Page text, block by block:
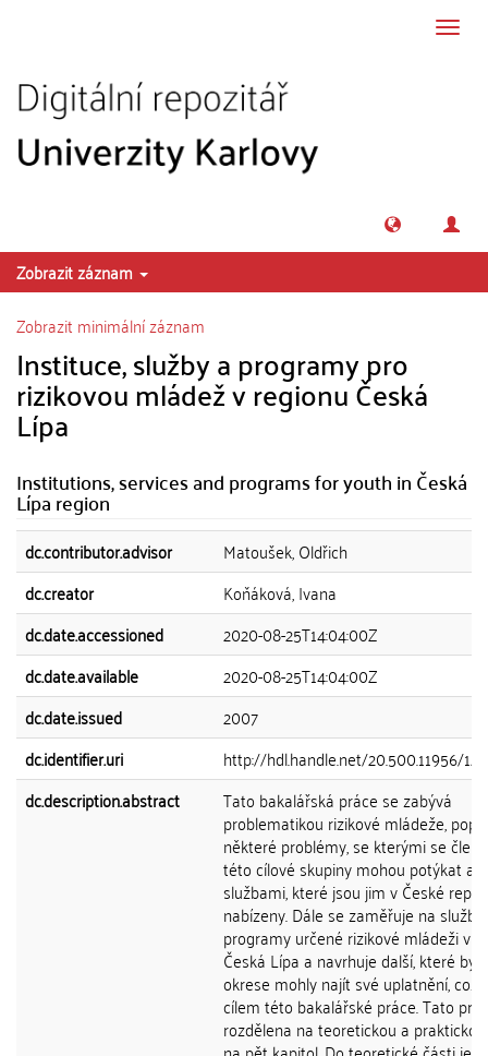
Zobrazit záznam
Zobrazit minimální záznam
Instituce, služby a programy pro
rizikovou mládež v regionu Česká
Lípa
Institutions, services and programs for youth in Česká
Lípa region
dc.contributor.advisor
Matoušek, Oldřich
dc.creator
Koňáková, Ivana
dc.date.accessioned
2020-08-25T14:04:00Z
dc.date.available
2020-08-25T14:04:00Z
dc.date.issued
2007
dc.identifier.uri
http://hdl.handle.net/20.500.11956/
dc.description.abstract
Tato bakalářská práce se zabývá
problematikou rizikové mládeže,
některé problémy, se kterými se
této cílové skupiny mohou potýkat a
službami, které jsou jim v České
nabízeny. Dále se zaměřuje na
programy určené rizikové mládeži v
Česká Lípa a navrhuje další, které by v
okrese mohly najít své uplatnění, což
cílem této bakalářské práce. Tato
rozdělena na teoretickou a